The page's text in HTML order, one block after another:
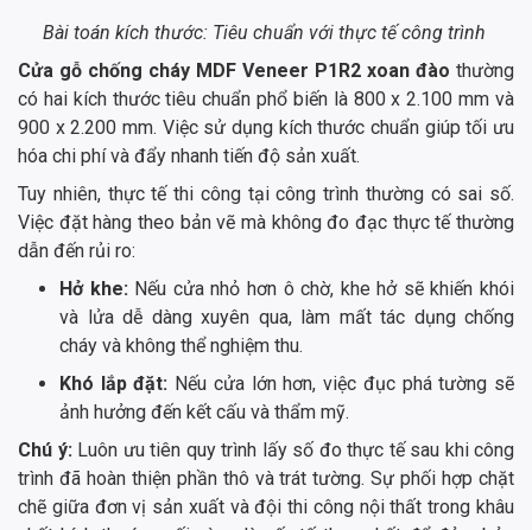
Bài toán kích thước: Tiêu chuẩn với thực tế công trình
Cửa gỗ chống cháy MDF Veneer P1R2 xoan đào thường
có hai kích thước tiêu chuẩn phổ biến là 800 x 2.100 mm và
900 x 2.200 mm. Việc sử dụng kích thước chuẩn giúp tối ưu
hóa chi phí và đẩy nhanh tiến độ sản xuất.
Tuy nhiên, thực tế thi công tại công trình thường có sai số.
Việc đặt hàng theo bản vẽ mà không đo đạc thực tế thường
dẫn đến rủi ro:
Hở khe: Nếu cửa nhỏ hơn ô chờ, khe hở sẽ khiến khói
và lửa dễ dàng xuyên qua, làm mất tác dụng chống
cháy và không thể nghiệm thu.
Khó lắp đặt: Nếu cửa lớn hơn, việc đục phá tường sẽ
ảnh hưởng đến kết cấu và thẩm mỹ.
Chú ý: Luôn ưu tiên quy trình lấy số đo thực tế sau khi công
trình đã hoàn thiện phần thô và trát tường. Sự phối hợp chặt
chẽ giữa đơn vị sản xuất và đội thi công nội thất trong khâu